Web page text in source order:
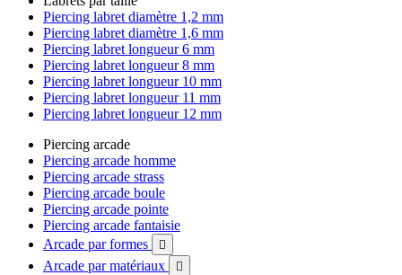
Piercing labret diamètre 1,2 mm
Piercing labret diamètre 1,6 mm
Piercing labret longueur 6 mm
Piercing labret longueur 8 mm
Piercing labret longueur 10 mm
Piercing labret longueur 11 mm
Piercing labret longueur 12 mm
Piercing arcade
Piercing arcade homme
Piercing arcade strass
Piercing arcade boule
Piercing arcade pointe
Piercing arcade fantaisie
Arcade par formes

Arcade par matériaux 